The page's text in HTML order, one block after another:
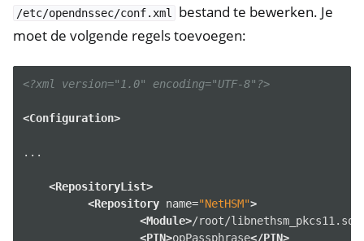
navigation of Compatible Software
/etc/opendnssec/conf.xml
bestand te bewerken. Je
moet de volgende regels toevoegen:
<?xml version="1.0" encoding="UTF-8"?>
<Configuration>
...
<RepositoryList>
<Repository name="NetHSM">
<Module>/root/libnethsm_pkcs11.so
<PIN>opPassphrase</PIN>